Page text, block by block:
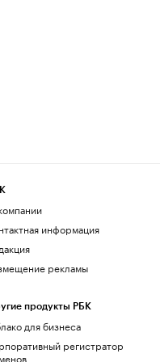
информация
рекламы
продукты РБК
для бизнеса
регистратор